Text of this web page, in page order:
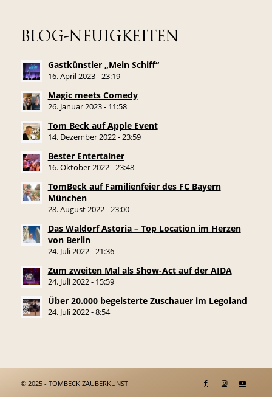
BLOG-NEUIGKEITEN
Gastkünstler „Mein Schiff“
16. April 2023 - 23:19
Magic meets Comedy
26. Januar 2023 - 11:58
Tom Beck auf Apple Event
14. Dezember 2022 - 23:59
Bester Entertainer
16. Oktober 2022 - 23:48
TomBeck auf Familienfeier des FC Bayern
München
28. August 2022 - 23:00
Das Waldorf Astoria – Top Location im Herzen
von Berlin
24. Juli 2022 - 21:36
Zum zweiten Mal als Show-Act auf der AIDA
24. Juli 2022 - 15:59
Über 20.000 begeisterte Zuschauer im Legoland
24. Juli 2022 - 8:54
© 2025 - TOMBECK ZAUBERKUNST